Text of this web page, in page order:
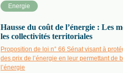
Energie
Hausse du coût de l’énergie : Les
les collectivités territoriales
Proposition de loi n° 66 Sénat visant à
des prix de l’énergie en leur permettant de
l’énergie